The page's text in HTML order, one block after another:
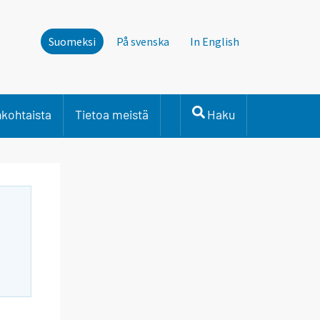
Suomeksi På svenska In English
Tietoa meistä Haku